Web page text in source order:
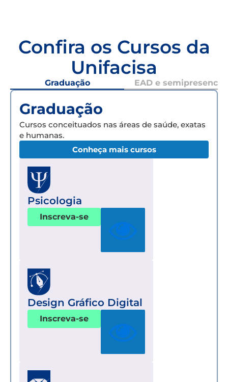
Confira os Cursos da
Unifacisa
Graduação EAD e semipresencial
Graduação
Cursos conceituados nas áreas de saúde, exatas
e humanas.
Conheça mais cursos
Psicologia
Inscreva-se
Design Gráfico Digital
Inscreva-se